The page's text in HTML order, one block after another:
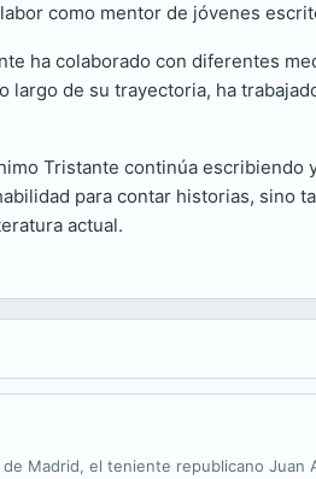
como mentor de jóvenes
ha colaborado con diferentes
largo de su trayectoria, ha
Tristante continúa
para contar historias, sino
actual.
Madrid, el teniente republicano